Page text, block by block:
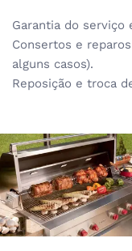
Garantia do serviço
Consertos e
alguns casos).
Reposição e troca